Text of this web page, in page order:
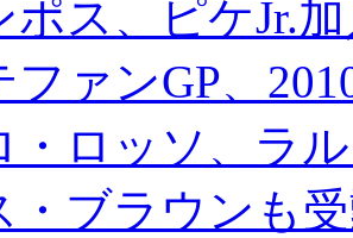
ポス、ピケJr.
ファンGP、
・ロッソ、ラ
・ブラウンも